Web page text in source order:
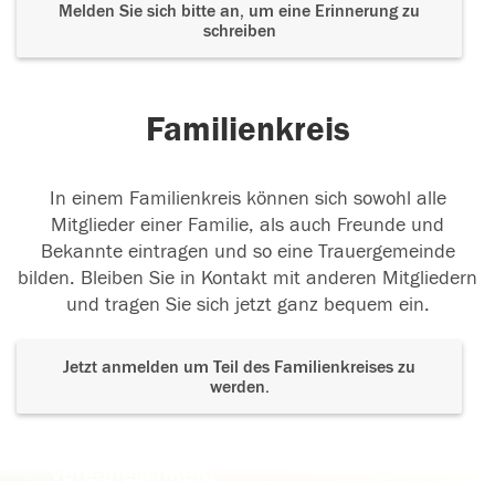
Melden Sie sich bitte an, um eine Erinnerung zu
schreiben
Familienkreis
In einem Familienkreis können sich sowohl alle
Mitglieder einer Familie, als auch Freunde und
Bekannte eintragen und so eine Trauergemeinde
bilden. Bleiben Sie in Kontakt mit anderen Mitgliedern
und tragen Sie sich jetzt ganz bequem ein.
Jetzt anmelden um Teil des Familienkreises zu
werden.